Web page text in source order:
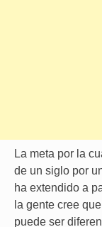
La meta por la
de un siglo por
ha extendido a
la gente cree
puede ser